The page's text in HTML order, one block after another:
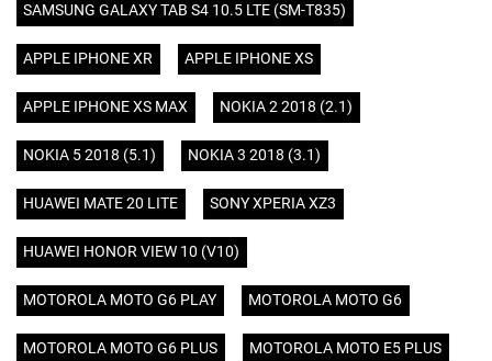
SAMSUNG GALAXY TAB S4 10.5 LTE (SM-T835)
APPLE IPHONE XR APPLE IPHONE XS
APPLE IPHONE XS MAX NOKIA 2 2018 (2.1)
NOKIA 5 2018 (5.1) NOKIA 3 2018 (3.1)
HUAWEI MATE 20 LITE SONY XPERIA XZ3
HUAWEI HONOR VIEW 10 (V10)
MOTOROLA MOTO G6 PLAY MOTOROLA MOTO G6
MOTOROLA MOTO G6 PLUS MOTOROLA MOTO E5 PLUS